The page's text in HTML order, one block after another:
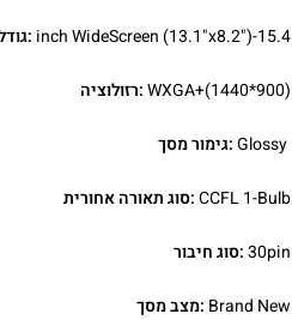
15.4-inch WideScreen (13.1"x8.2")
WXGA+(1440*900):רזולוציה
Glossy:גימור מסך
CCFL 1-Bulb:סוג תאורה אחורית
30pin:סוג חיבור
Brand New :מצב מסך